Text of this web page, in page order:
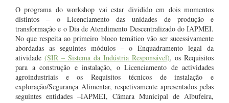
O programa do workshop vai estar dividido em dois momentos
distintos – o Licenciamento das unidades de produção e
transformação e o Dia de Atendimento Descentralizado do IAPMEI.
No que respeita ao primeiro bloco temático vão ser sucessivamente
abordadas as seguintes módulos – o Enquadramento legal da
atividade (SIR – Sistema da Indústria Responsável), os Requisitos
para a construção e instalação, o Licenciamento de actividades
agroindustriais e os Requisitos técnicos de instalação e
exploração/Segurança Alimentar, respetivamente apresentados pelas
seguintes entidades –IAPMEI, Câmara Municipal de Albufeira,